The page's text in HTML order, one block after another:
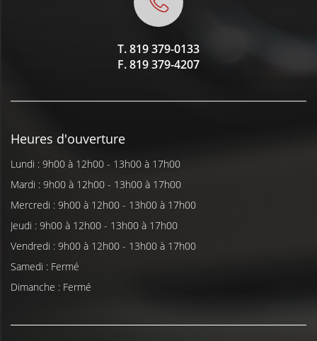
T.819 379-0133
F.819 379-4207
Heures d'ouverture
Lundi : 9h00 à 12h00 - 13h00 à 17h00
Mardi : 9h00 à 12h00 - 13h00 à 17h00
Mercredi : 9h00 à 12h00 - 13h00 à 17h00
Jeudi : 9h00 à 12h00 - 13h00 à 17h00
Vendredi : 9h00 à 12h00 - 13h00 à 17h00
Samedi : Fermé
Dimanche : Fermé